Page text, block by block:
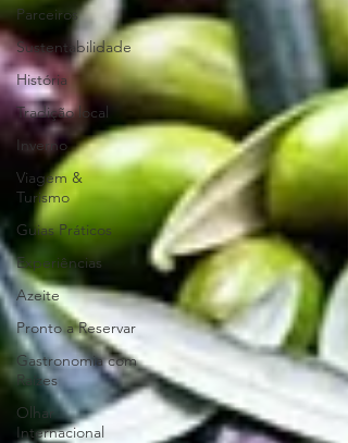
Parceiros
Sustentabilidade
História
Tradição local
Inverno
Viagem &
Turismo
Guias Práticos
Experiências
Azeite
Pronto a Reservar
Gastronomia com
Raízes
Olhar
Internacional